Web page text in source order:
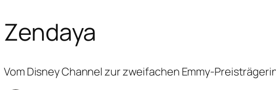
Zendaya
Vom Disney Channel zur zweifachen Emmy-